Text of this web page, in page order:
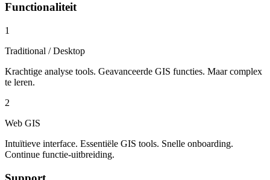
Functionaliteit
1
Traditional / Desktop
Krachtige analyse tools. Geavanceerde GIS functies. Maar complex
te leren.
2
Web GIS
Intuïtieve interface. Essentiële GIS tools. Snelle onboarding.
Continue functie-uitbreiding.